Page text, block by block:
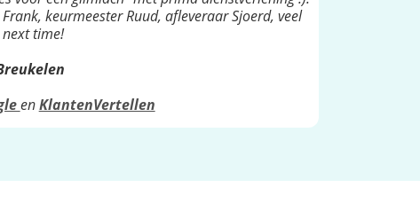
keurmeester Ruud, afleveraar Sjoerd, veel
next time!
enKlantenVertellen